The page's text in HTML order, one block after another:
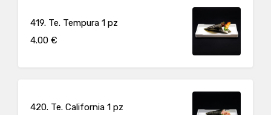
419. Te. Tempura 1 pz
4.00 €
420. Te. California 1 pz